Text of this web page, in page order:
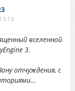
вселенной
3.
отчуждения, с